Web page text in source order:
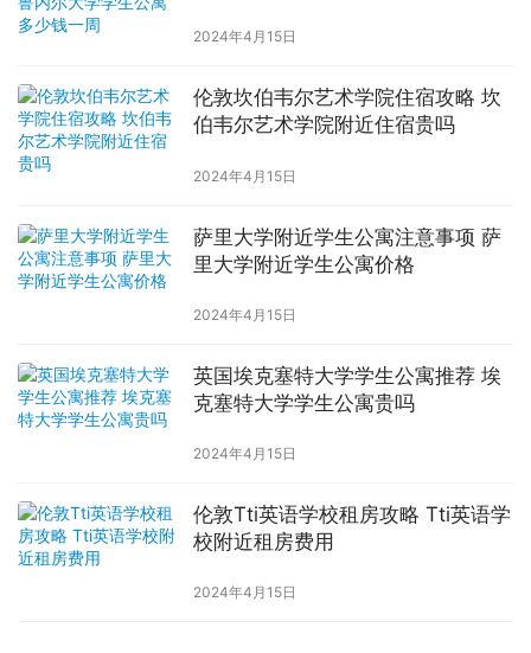
2024年4月15日
伦敦坎伯韦尔艺术学院住宿攻略 坎
伯韦尔艺术学院附近住宿贵吗
2024年4月15日
萨里大学附近学生公寓注意事项 萨
里大学附近学生公寓价格
2024年4月15日
英国埃克塞特大学学生公寓推荐 埃
克塞特大学学生公寓贵吗
2024年4月15日
伦敦Tti英语学校租房攻略 Tti英语学
校附近租房费用
2024年4月15日